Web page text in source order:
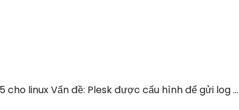
cho linux Vấn đề: Plesk được cấu hình để gửi log ...